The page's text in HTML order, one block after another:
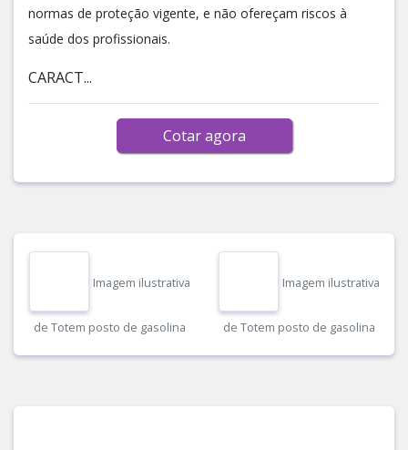
normas de proteção vigente, e não ofereçam riscos à
saúde dos profissionais.
CARACT...
Cotar agora
Imagem ilustrativa
de Totem posto de gasolina
Imagem ilustrativa
de Totem posto de gasolina